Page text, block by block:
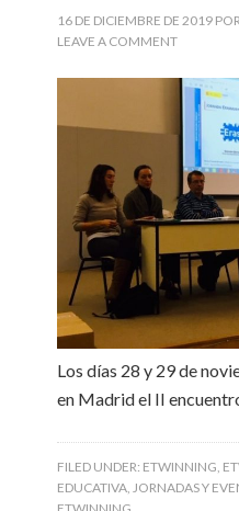
16 DE DICIEMBRE DE 2019
LEAVE A COMMENT
Los días 28 y 29 de
en Madrid el II
FILED UNDER: ETWINNING
EDUCATIVA JORNADAS Y